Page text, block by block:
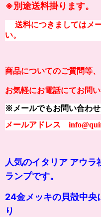
※別途送料掛ります。
送料につきましてはメ
い。
商品についてのご質問等、
お気軽にお電話にてお問い
※メールでもお問い合わせ
メールアドレス
人気のイタリア アウ
ランプです。
24金メッキの貝殻中央
り